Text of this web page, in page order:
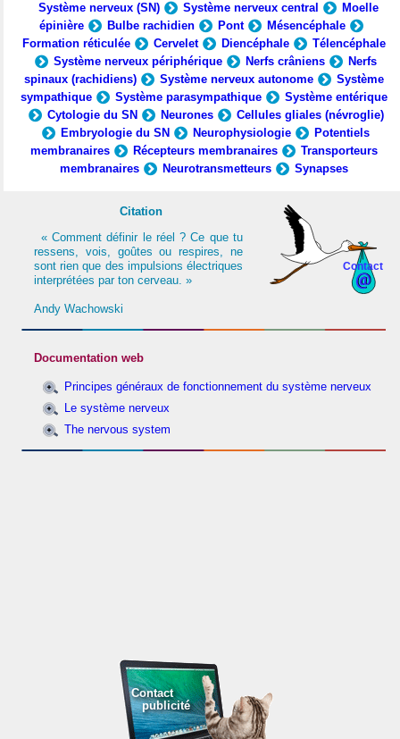
Système nerveux (SN) Système nerveux central
Moelle
épinière
Bulbe rachidien Pont
Mésencéphale
Formation réticulée
Cervelet Diencéphale
Télencéphale
Système nerveux périphérique
Nerfs crâniens
Nerfs
spinaux (rachidiens)
Système nerveux autonome
Système
sympathique
Système parasympathique
Système entérique
Cytologie du SN
Neurones
Cellules gliales (névroglie)
Embryologie du SN
Neurophysiologie
Potentiels
membranaires
Récepteurs membranaires
Transporteurs
membranaires
Neurotransmetteurs Synapses
Contact
Citation
« Comment définir le réel ? Ce que tu
ressens, vois, goûtes ou respires, ne
sont rien que des impulsions électriques
interprétées par ton cerveau. »
Andy Wachowski
Documentation web
Principes généraux de fonctionnement du système nerveux
Le système nerveux
The nervous system
Contact
publicité